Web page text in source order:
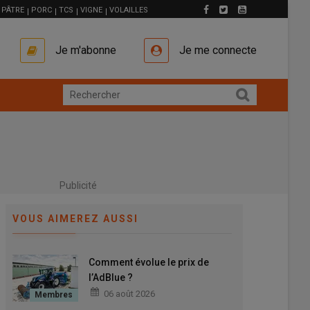
PÂTRE PORC TCS VIGNE VOLAILLES
Je m'abonne Je me connecte
Publicité
VOUS AIMEREZ AUSSI
Comment évolue le prix de
l’AdBlue ?
06 août 2026